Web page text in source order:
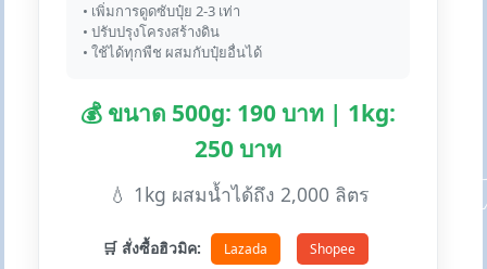
• เพิ่มการดูดซับปุ๋ย 2-3 เท่า
• ปรับปรุงโครงสร้างดิน
• ใช้ได้ทุกพืช ผสมกับปุ๋ยอื่นได้
💰 ขนาด 500g: 190 บาท | 1kg:
250 บาท
💧 1kg ผสมน้ำได้ถึง 2,000 ลิตร
🛒 สั่งซื้อฮิวมิค: Lazada Shopee